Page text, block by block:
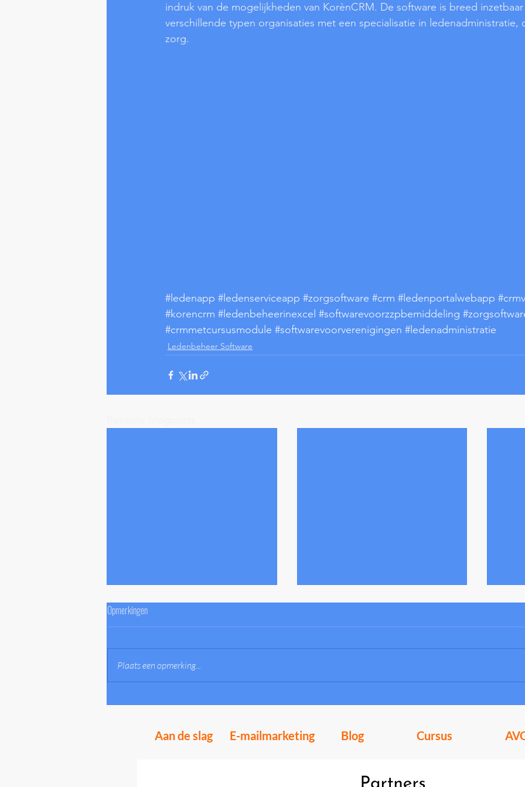
indruk van de mogelijkheden van KorènCRM. De software is breed inzetbaar
verschillende typen organisaties met een specialisatie in ledenadministratie,
zorg.
#ledenapp #ledenserviceapp #zorgsoftware #crm #ledenportalwebapp
#korencrm #ledenbeheerinexcel #softwarevoorzzpbemiddeling
#crmmetcursusmodule #softwarevoorverenigingen #ledenadministratie
Ledenbeheer Software
Opmerkingen
Plaats een opmerking...
Aan de slag E-mailmarketing Blog Cursus